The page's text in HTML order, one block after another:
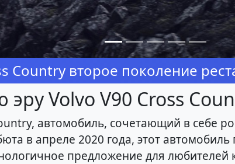
Country второе поколение
Volvo V90 Cross
автомобиль, сочетающий в себе
в апреле 2020 года, этот
предложение для любителей